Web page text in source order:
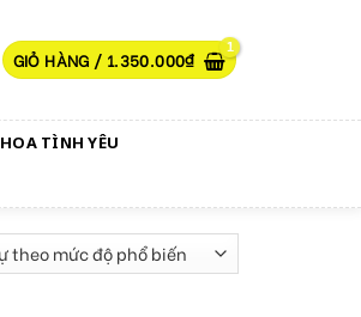
GIỎ HÀNG / 1.350.000₫
HOA TÌNH YÊU